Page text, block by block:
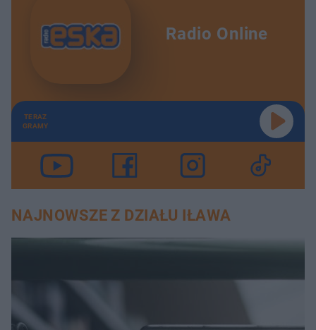
Radio Online
TERAZ
GRAMY
NAJNOWSZE Z DZIAŁU IŁAWA